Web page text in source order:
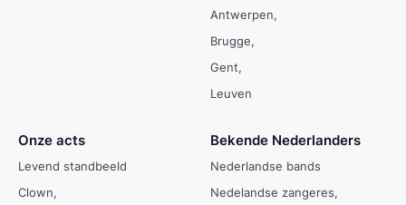
Antwerpen
Brugge
Gent
Leuven
Onze acts
Levend standbeeld
Clown
Bekende Nederlanders
Nederlandse bands
Nedelandse zangeres